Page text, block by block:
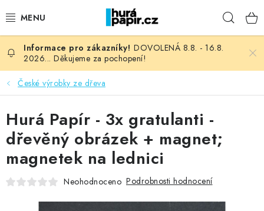
na
NOVINKY
HURÁ DÍLNA
VŠECHNO ZBOŽÍ
KNIHAŘSKÝ MATERIÁL
OBLÍBENÉ ♥️
DOVOLENÁ 8.8. - 16.8.
2026... Děkujeme za pochopení!
České výrobky ze dřeva
Hurá Papír - 3x gratulanti -
dřevěný obrázek + magnet;
magnetek na lednici
Neohodnoceno Podrobnosti hodnocení